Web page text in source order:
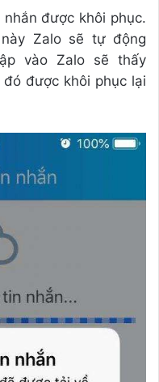
được khôi phục.
Zalo sẽ tự động
vào Zalo sẽ thấy
được khôi phục lại